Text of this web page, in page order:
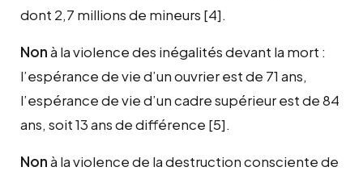
dont 2,7 millions de mineurs [4].
Nonà la violence des inégalités devant la mort :
l’espérance de vie d’un ouvrier est de 71 ans,
l’espérance de vie d’un cadre supérieur est de 84
ans, soit 13 ans de différence [5].
Nonà la violence de la destruction consciente de